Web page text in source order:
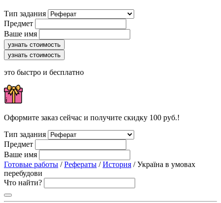
Тип задания
Предмет
Ваше имя
узнать стоимость
узнать стоимость
это быстро и бесплатно
Оформите заказ сейчас и получите скидку 100 руб.!
Тип задания
Предмет
Ваше имя
Готовые работы /Рефераты /История / Україна в умовах
перебудови
Что найти?